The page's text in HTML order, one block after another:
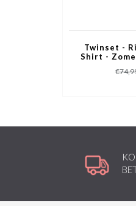
Twinset -
Shirt -
Piece Setje